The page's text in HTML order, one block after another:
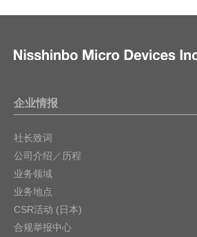
企业情报
社长致词
公司介绍／历程
业务领域
业务地点
CSR活动 (日本)
合规举报中心